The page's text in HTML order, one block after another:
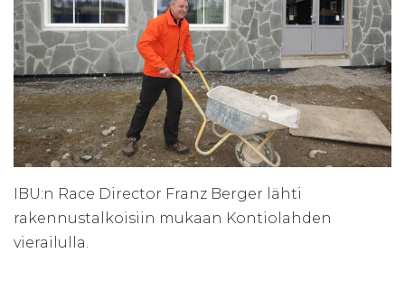
IBU:n Race Director Franz Berger lähti
rakennustalkoisiin mukaan Kontiolahden
vierailulla.